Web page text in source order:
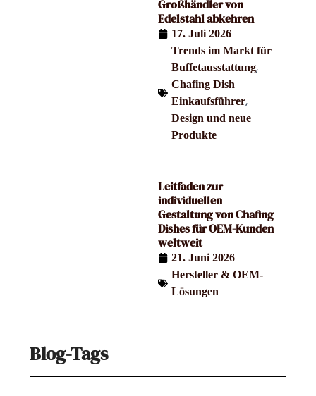
Großhändler von
Edelstahl abkehren
17. Juli 2026
Trends im Markt für
Buffetausstattung,
Chafing Dish
Einkaufsführer,
Design und neue
Produkte
Leitfaden zur
individuellen
Gestaltung von Chafing
Dishes für OEM-Kunden
weltweit
21. Juni 2026
Hersteller & OEM-
Lösungen
Blog-Tags